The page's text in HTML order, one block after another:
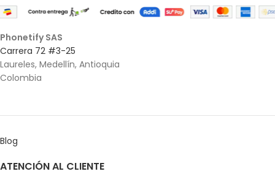
Phonetify SAS
Carrera 72 #3-25
Laureles, Medellín, Antioquia
Colombia
Blog
ATENCIÓN AL CLIENTE